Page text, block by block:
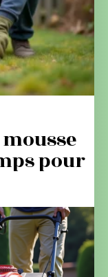
pour